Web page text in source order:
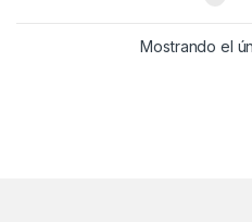
Mostrando el